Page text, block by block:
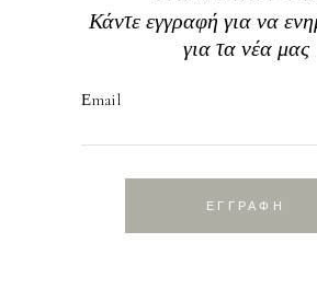
Κάντε εγγραφή για να
για τα νέα μας
Εmail
ΕΓΓΡΑΦΗ